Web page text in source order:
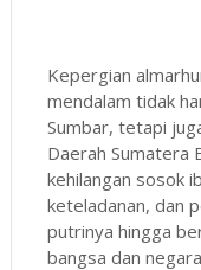
Kepergian
mendalam tidak
Sumbar, tetapi
Daerah Sumatera
kehilangan sosok
keteladanan, dan
putrinya hingga
bangsa dan